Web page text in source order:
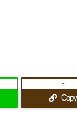
Copy
-